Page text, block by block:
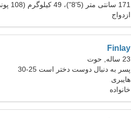
171 سانتی متر (5'8")، 49 کیلوگرم (108 پوند)
ازدواج
Finlay
23 ساله, حوت
پسر به دنبال دوست دختر است 25-30
هایبری
خانواده